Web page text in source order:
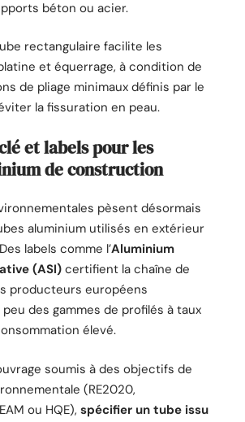
béton ou acier.
rectangulaire facilite les
et équerrage, à condition de
de pliage minimaux définis par le
la fissuration en peau.
et labels pour les
de construction
pèsent désormais
aluminium utilisés en extérieur
labels comme l’Aluminium
(ASI) certifient la chaîne de
producteurs européens
des gammes de profilés à taux
élevé.
soumis à des objectifs de
(RE2020,
ou HQE), spécifier un tube issu